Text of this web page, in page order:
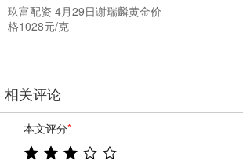
玖富配资 4月29日谢瑞麟黄金价
格1028元/克
相关评论
本文评分*